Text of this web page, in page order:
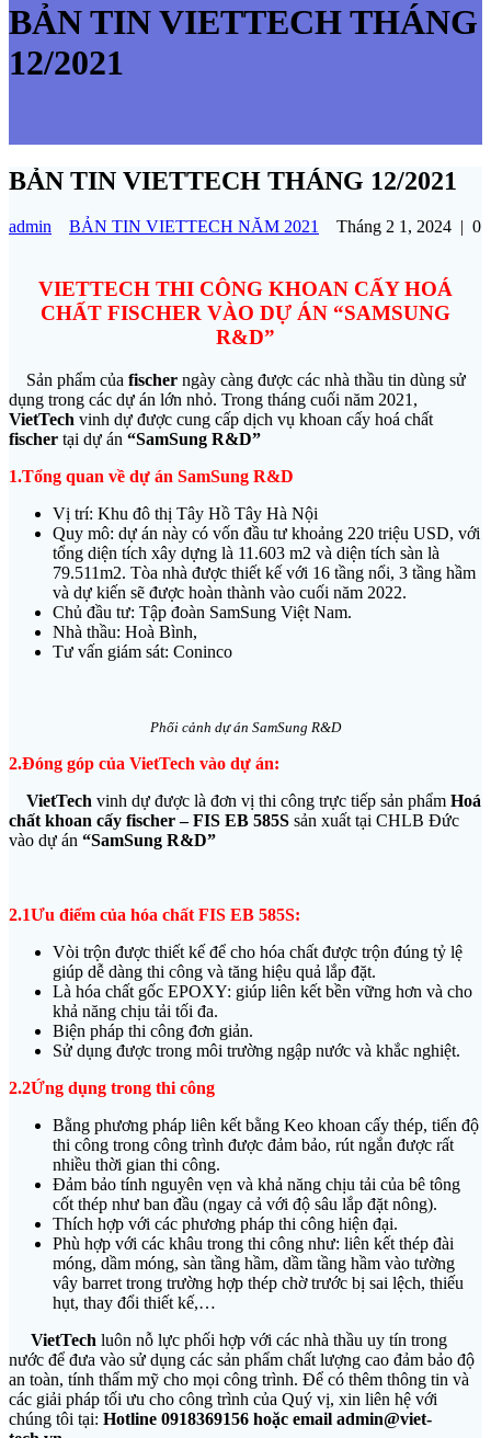
BẢN TIN VIETTECH THÁNG
12/2021
BẢN TIN VIETTECH THÁNG 12/2021
admin BẢN TIN VIETTECH NĂM 2021 Tháng 2 1, 2024 | 0
VIETTECH THI CÔNG KHOAN CẤY HOÁ
CHẤT FISCHER VÀO DỰ ÁN “SAMSUNG
R&D”
Sản phẩm của fischer ngày càng được các nhà thầu tin dùng sử
dụng trong các dự án lớn nhỏ. Trong tháng cuối năm 2021,
VietTech vinh dự được cung cấp dịch vụ khoan cấy hoá chất
fischer tại dự án “SamSung R&D”
1.Tổng quan về dự án SamSung R&D
Vị trí: Khu đô thị Tây Hồ Tây Hà Nội
Quy mô: dự án này có vốn đầu tư khoảng 220 triệu USD, với
tổng diện tích xây dựng là 11.603 m2 và diện tích sàn là
79.511m2. Tòa nhà được thiết kế với 16 tầng nổi, 3 tầng hầm
và dự kiến sẽ được hoàn thành vào cuối năm 2022.
Chủ đầu tư: Tập đoàn SamSung Việt Nam.
Nhà thầu: Hoà Bình,
Tư vấn giám sát: Coninco
Phối cảnh dự án SamSung R&D
2.Đóng góp của VietTech vào dự án:
VietTech vinh dự được là đơn vị thi công trực tiếp sản phẩm Hoá
chất khoan cấy fischer – FIS EB 585S sản xuất tại CHLB Đức
vào dự án “SamSung R&D”
2.1Ưu điểm của hóa chất FIS EB 585S:
Vòi trộn được thiết kế để cho hóa chất được trộn đúng tỷ lệ
giúp dễ dàng thi công và tăng hiệu quả lắp đặt.
Là hóa chất gốc EPOXY: giúp liên kết bền vững hơn và cho
khả năng chịu tải tối đa.
Biện pháp thi công đơn giản.
Sử dụng được trong môi trường ngập nước và khắc nghiệt.
2.2Ứng dụng trong thi công
Bằng phương pháp liên kết bằng Keo khoan cấy thép, tiến độ
thi công trong công trình được đảm bảo, rút ngắn được rất
nhiều thời gian thi công.
Đảm bảo tính nguyên vẹn và khả năng chịu tải của bê tông
cốt thép như ban đầu (ngay cả với độ sâu lắp đặt nông).
Thích hợp với các phương pháp thi công hiện đại.
Phù hợp với các khâu trong thi công như: liên kết thép đài
móng, dầm móng, sàn tầng hầm, dầm tầng hầm vào tường
vây barret trong trường hợp thép chờ trước bị sai lệch, thiếu
hụt, thay đổi thiết kế,…
VietTech luôn nỗ lực phối hợp với các nhà thầu uy tín trong
nước để đưa vào sử dụng các sản phẩm chất lượng cao đảm bảo độ
an toàn, tính thẩm mỹ cho mọi công trình. Để có thêm thông tin và
các giải pháp tối ưu cho công trình của Quý vị, xin liên hệ với
chúng tôi tại: Hotline 0918369156 hoặc email admin@viet-